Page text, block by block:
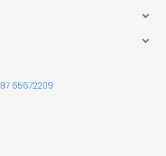
NOVO SARAJEVO, ISTOČNO
65672209